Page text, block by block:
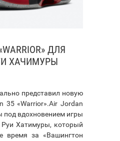
ДЛЯ
ХАЧИМУРЫ
представил новую
35 «Warrior».Air Jordan
под вдохновением игры
Хатимуры, который
время за «Вашингтон